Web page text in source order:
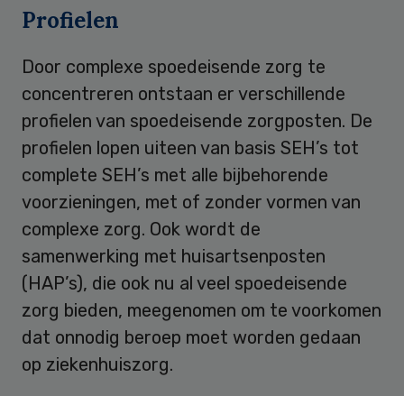
Profielen
Door complexe spoedeisende zorg te
concentreren ontstaan er verschillende
profielen van spoedeisende zorgposten. De
profielen lopen uiteen van basis SEH’s tot
complete SEH’s met alle bijbehorende
voorzieningen, met of zonder vormen van
complexe zorg. Ook wordt de
samenwerking met huisartsenposten
(HAP’s), die ook nu al veel spoedeisende
zorg bieden, meegenomen om te voorkomen
dat onnodig beroep moet worden gedaan
op ziekenhuiszorg.